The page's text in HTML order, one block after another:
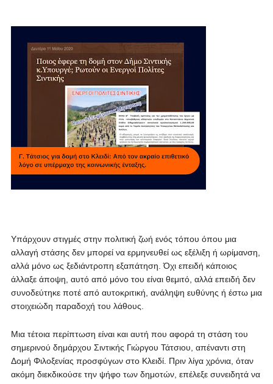
Υπάρχουν στιγμές στην πολιτική ζωή ενός τόπου όπου μια
αλλαγή στάσης δεν μπορεί να ερμηνευθεί ως εξέλιξη ή ωρίμανση,
αλλά μόνο ως ξεδιάντροπη εξαπάτηση. Όχι επειδή κάποιος
άλλαξε άποψη, αυτό από μόνο του είναι θεμιτό, αλλά επειδή δεν
συνοδεύτηκε ποτέ από αυτοκριτική, ανάληψη ευθύνης ή έστω μια
στοιχειώδη παραδοχή του λάθους.
Μια τέτοια περίπτωση είναι και αυτή που αφορά τη στάση του
σημερινού δημάρχου Σιντικής Γιώργου Τάτσιου, απέναντι στη
Δομή Φιλοξενίας προσφύγων στο Κλειδί. Πριν λίγα χρόνια, όταν
ακόμη διεκδικούσε την ψήφο των δημοτών, επέλεξε συνειδητά να